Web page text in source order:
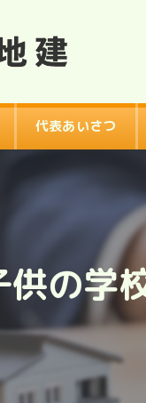
代表あいさつ
供の学